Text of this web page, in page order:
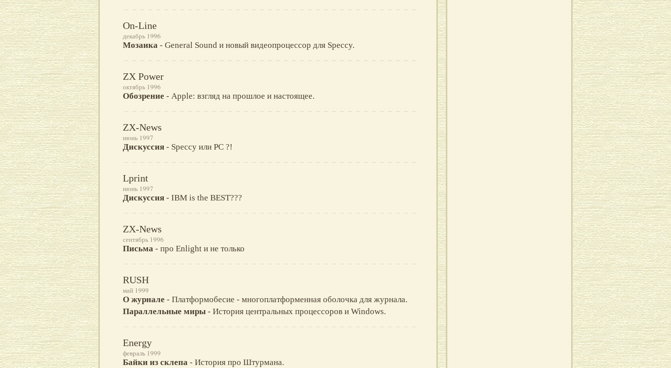
On-Line
декабрь 1996
Мозаика - General Sound и новый видеопроцессор для Speccy.
ZX Power
октябрь 1996
Обозрение - Apple: взгляд на прошлое и настоящее.
ZX-News
июнь 1997
Дискуссия - Speccy или PC ?!
Lprint
июнь 1997
Дискуссия - IBM is the BEST???
ZX-News
сентябрь 1996
Письма - про Enlight и не только
RUSH
май 1999
О журнале - Платформобесие - многоплатформенная оболочка для журнала.
Параллельные миры - История центральных процессоров и Windows.
Energy
февраль 1999
Байки из склепа - История про Штурмана.